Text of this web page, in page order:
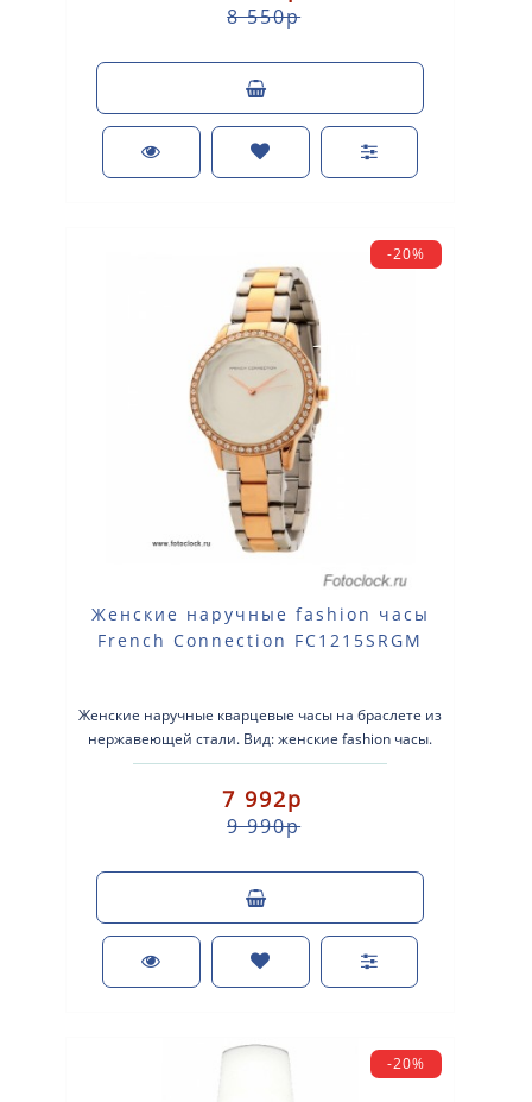
8 550р
-20%
Женские наручные fashion часы
French Connection FC1215SRGM
Женские наручные кварцевые часы на браслете из
нержавеющей стали. Вид: женские fashion часы.
Тип механизма: кварцевые. К..
7 992р
9 990р
-20%